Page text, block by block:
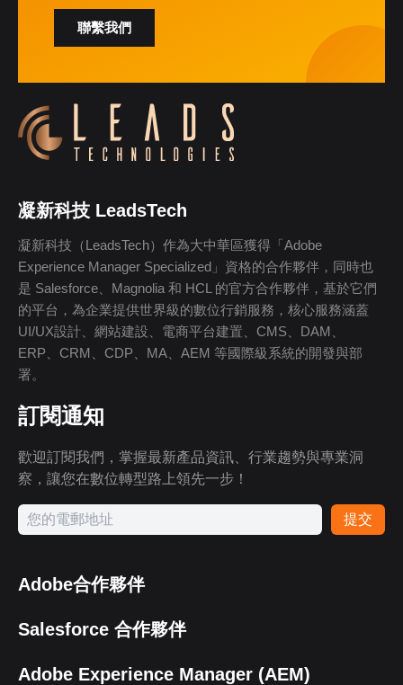
聯繫我們
凝新科技 LeadsTech
凝新科技（LeadsTech）作為大中華區獲得「Adobe
Experience Manager Specialized」資格的合作夥伴，同時也
是 Salesforce、Magnolia 和 HCL 的官方合作夥伴，基於它們
的平台，為企業提供世界級的數位行銷服務，核心服務涵蓋
UI/UX設計、網站建設、電商平台建置、CMS、DAM、
ERP、CRM、CDP、MA、AEM 等國際級系統的開發與部
署。
訂閱通知
歡迎訂閱我們，掌握最新產品資訊、行業趨勢與專業洞
察，讓您在數位轉型路上領先一步！
提交
Adobe合作夥伴
Salesforce 合作夥伴
Adobe Experience Manager (AEM)